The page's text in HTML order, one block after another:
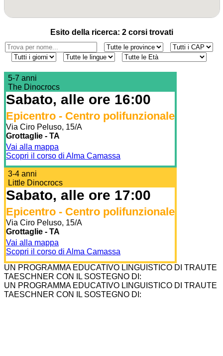
Esito della ricerca: 2 corsi trovati
5-7 anni
The Dinocrocs
Sabato, alle ore 16:00
Epicentro - Centro polifunzionale
Via Ciro Peluso, 15/A
Grottaglie - TA
Vai alla mappa
Scopri il corso di Alma Camassa
3-4 anni
Little Dinocrocs
Sabato, alle ore 17:00
Epicentro - Centro polifunzionale
Via Ciro Peluso, 15/A
Grottaglie - TA
Vai alla mappa
Scopri il corso di Alma Camassa
UN PROGRAMMA EDUCATIVO LINGUISTICO DI TRAUTE
TAESCHNER CON IL SOSTEGNO DI:
UN PROGRAMMA EDUCATIVO LINGUISTICO DI TRAUTE
TAESCHNER CON IL SOSTEGNO DI: